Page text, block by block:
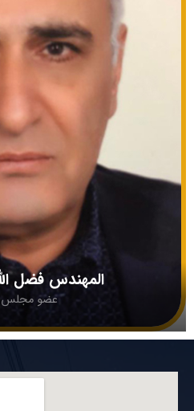
المهندس فضل
عضو مجلس